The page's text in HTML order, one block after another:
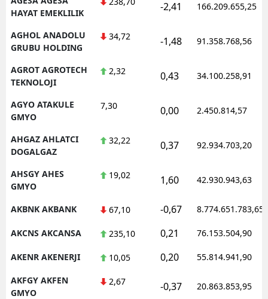
HAYAT EMEKLILIK
-2,41 166.209.655,25
AGHOL ANADOLU
GRUBU HOLDING
34,72 -1,48 91.358.768,56
AGROT AGROTECH
TEKNOLOJI
2,32 0,43 34.100.258,91
AGYO ATAKULE
GMYO
7,30 0,00 2.450.814,57
AHGAZ AHLATCI
DOGALGAZ
32,22 0,37 92.934.703,20
AHSGY AHES
GMYO
19,02 1,60 42.930.943,63
AKBNK AKBANK 67,10 -0,67 8.774.651.783,65
AKCNS AKCANSA 235,10 0,21 76.153.504,90
AKENR AKENERJI 10,05 0,20 55.814.941,90
AKFGY AKFEN
GMYO
2,67 -0,37 20.863.853,95